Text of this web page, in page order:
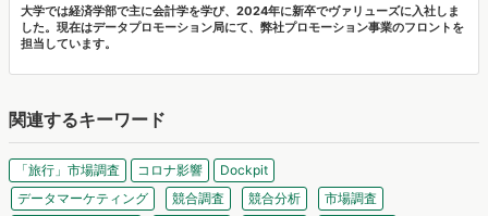
大学では経済学部で主に会計学を学び、2024年に新卒でヴァリューズに入社しま
した。現在はデータプロモーション局にて、弊社プロモーション事業のフロントを
担当しています。
関連するキーワード
「旅行」市場調査 コロナ影響
Dockpit
データマーケティング
競合調査 競合分析
市場調査